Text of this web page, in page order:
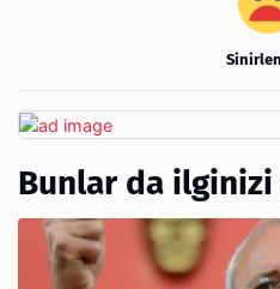
Bunlar da